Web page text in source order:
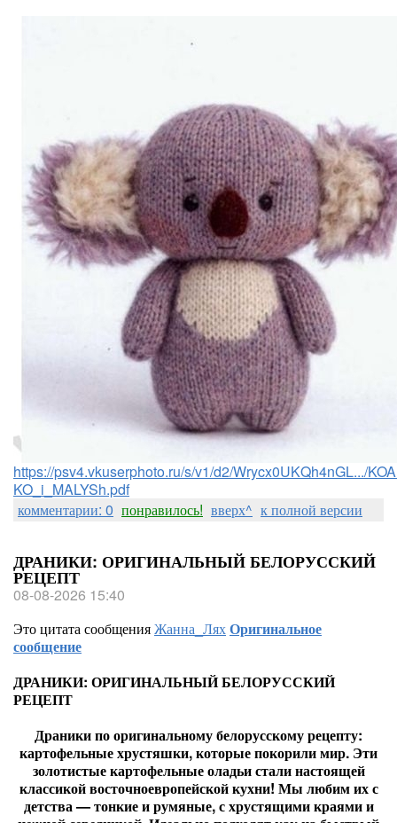
https://psv4.vkuserphoto.ru/s/v1/d2/Wrycx0UKQh4nGL.../
KO_i_MALYSh.pdf
комментарии: 0 понравилось! вверх^ к полной версии
ДРАНИКИ: ОРИГИНАЛЬНЫЙ БЕЛОРУССКИЙ
РЕЦЕПТ
08-08-2026 15:40
Это цитата сообщенияЖанна_ЛяхОригинальное
сообщение
ДРАНИКИ: ОРИГИНАЛЬНЫЙ БЕЛОРУССКИЙ
РЕЦЕПТ
Драники по оригинальному белорусскому рецепту:
картофельные хрустяшки, которые покорили мир. Эти
золотистые картофельные оладьи стали настоящей
классикой восточноевропейской кухни! Мы любим их с
детства — тонкие и румяные, с хрустящими краями и